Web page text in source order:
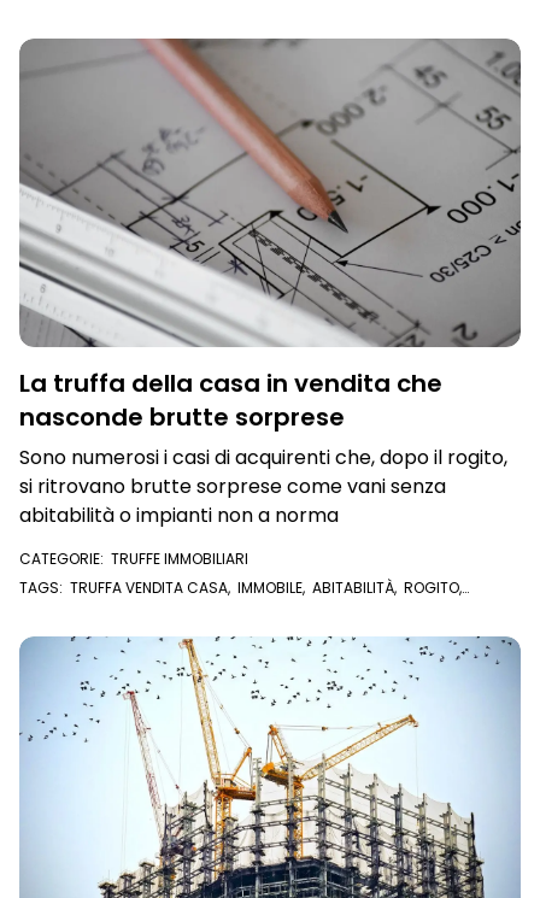
La truffa della casa in vendita che
nasconde brutte sorprese
Sono numerosi i casi di acquirenti che, dopo il rogito,
si ritrovano brutte sorprese come vani senza
abitabilità o impianti non a norma
CATEGORIE: TRUFFE IMMOBILIARI
TAGS: TRUFFA VENDITA CASA, IMMOBILE, ABITABILITÀ, ROGITO,